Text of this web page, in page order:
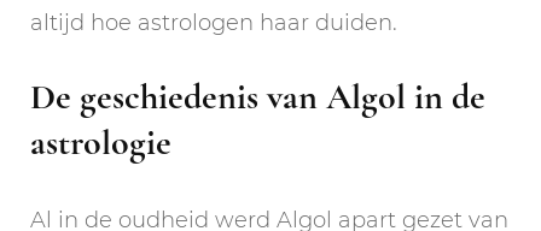
altijd hoe astrologen haar duiden.
De geschiedenis van Algol in de
astrologie
Al in de oudheid werd Algol apart gezet van